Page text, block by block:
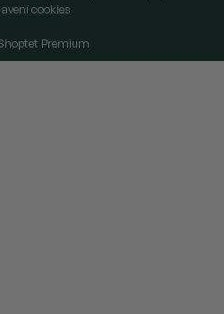
Premium
cookies